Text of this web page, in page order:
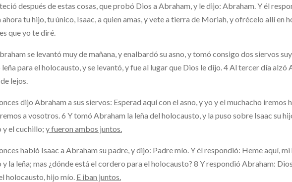
después de estas cosas, que probó Dios a Abraham, y le dijo: Abraham. Y él
ahora tu hijo, tu único, Isaac, a quien amas, y vete a tierra de Moriah, y ofrécelo allí en
que yo te diré.
se levantó muy de mañana, y enalbardó su asno, y tomó consigo dos siervos
para el holocausto, y se levantó, y fue al lugar que Dios le dijo. 4 Al tercer día alzó
lejos.
dijo Abraham a sus siervos: Esperad aquí con el asno, y yo y el muchacho iremos
a vosotros. 6 Y tomó Abraham la leña del holocausto, y la puso sobre Isaac su
y el cuchillo; y fueron ambos juntos.
habló Isaac a Abraham su padre, y dijo: Padre mío. Y él respondió: Heme aquí,
y la leña; mas ¿dónde está el cordero para el holocausto? 8 Y respondió Abraham:
holocausto, hijo mío. E iban juntos.